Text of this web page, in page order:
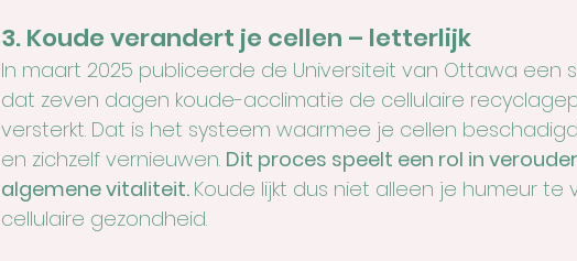
3. Koude verandert je cellen – letterlijk
In maart 2025 publiceerde de Universiteit van Ottawa een
dat zeven dagen koude-acclimatie de cellulaire
versterkt. Dat is het systeem waarmee je cellen
en zichzelf vernieuwen. Dit proces speelt een rol in
algemene vitaliteit. Koude lijkt dus niet alleen je humeur
cellulaire gezondheid.